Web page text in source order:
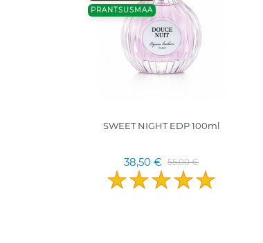
PRANTSUSMAA
SWEET NIGHT EDP 100ml
38,50 € 55,00 €